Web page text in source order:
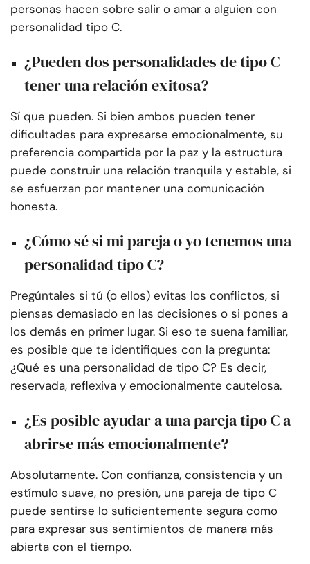
personas hacen sobre salir o amar a alguien con
personalidad tipo C.
¿Pueden dos personalidades de tipo C
tener una relación exitosa?
Sí que pueden. Si bien ambos pueden tener
dificultades para expresarse emocionalmente, su
preferencia compartida por la paz y la estructura
puede construir una relación tranquila y estable, si
se esfuerzan por mantener una comunicación
honesta.
¿Cómo sé si mi pareja o yo tenemos una
personalidad tipo C?
Pregúntales si tú (o ellos) evitas los conflictos, si
piensas demasiado en las decisiones o si pones a
los demás en primer lugar. Si eso te suena familiar,
es posible que te identifiques con la pregunta:
¿Qué es una personalidad de tipo C? Es decir,
reservada, reflexiva y emocionalmente cautelosa.
¿Es posible ayudar a una pareja tipo C a
abrirse más emocionalmente?
Absolutamente. Con confianza, consistencia y un
estímulo suave, no presión, una pareja de tipo C
puede sentirse lo suficientemente segura como
para expresar sus sentimientos de manera más
abierta con el tiempo.